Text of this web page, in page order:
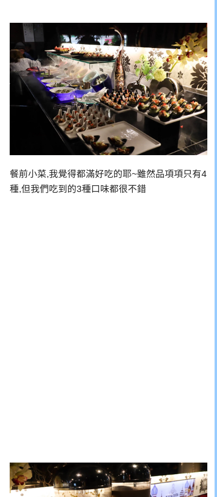
餐前小菜,我覺得都滿好吃的耶~雖然品項項只有4
種,但我們吃到的3種口味都很不錯